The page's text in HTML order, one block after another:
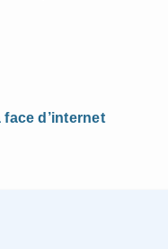
d’internet